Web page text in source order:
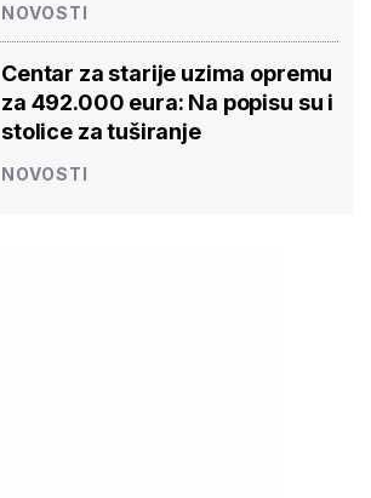
NOVOSTI
Centar za starije uzima opremu
za 492.000 eura: Na popisu su i
stolice za tuširanje
NOVOSTI